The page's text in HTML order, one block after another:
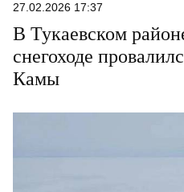
27.02.2026 17:37
В Тукаевском
снегоходе
Камы